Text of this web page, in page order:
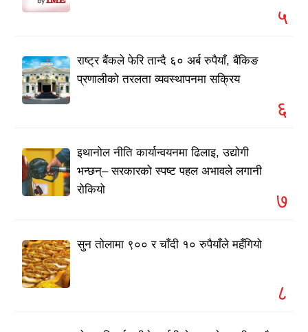
५
राष्ट्र बैंकले फेरि तान्दै ६० अर्ब रुपैयाँ, बैंकिङ
प्रणालीको तरलता व्यवस्थापनमा सक्रिय
६
इथानोल नीति कार्यान्वयनमा ढिलाइ, उद्योगी
भन्छन्– सरकारको स्पष्ट पहल अभावले लगानी
रोकियो
७
सुन तोलामा ९०० र चाँदी १० रुपैयाँले महँगियो
८